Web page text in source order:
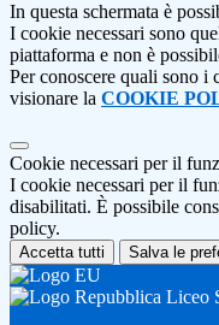
In questa schermata è
I cookie necessari sono
piattaforma e non è
Per conoscere quali sono i
visionare la COOKIE
Cookie necessari per il
I cookie necessari per il
disabilitati. È possibile
policy.
Accetta tutti Salva le
Liceo